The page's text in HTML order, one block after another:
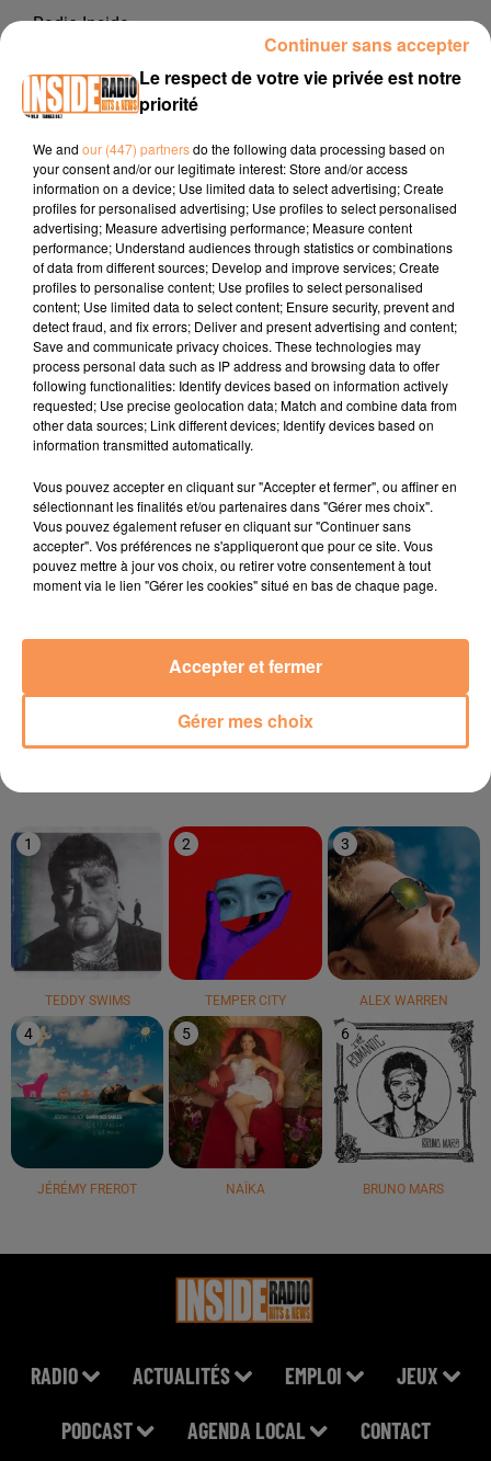
Radio Inside
INTERVIEW DE THIERRY FORTANÉ "NOUS SOMMES TOUS DES
RELATIONAUTES" À PAU, SUR RADIO INSIDE
Site internet : www.relationaute.com
Facebook :Relationaute
Instagram :@relationaute
TITRES DIFFUSÉS
11h38
11h38
Mia
11h36
11h36
PIERRE DE MAERE
Je Pense À Vous
11h32
11h32
Get Down Saturday
1
TEDDY SWIMS
2
TEMPER CITY
3
ALEX WARREN
4
JÉRÉMY FREROT
5
NAÏKA
6
BRUNO MARS
RADIO ACTUALITÉS EMPLOI JEUX
PODCAST AGENDA LOCAL CONTACT
Le respect de votre vie privée est notre
priorité
We and our (447) partnersdo the following data processing based on
your consent and/or our legitimate interest: Store and/or access
information on a device; Use limited data to select advertising; Create
profiles for personalised advertising; Use profiles to select personalised
advertising; Measure advertising performance; Measure content
performance; Understand audiences through statistics or combinations
of data from different sources; Develop and improve services; Create
profiles to personalise content; Use profiles to select personalised
content; Use limited data to select content; Ensure security, prevent and
detect fraud, and fix errors; Deliver and present advertising and content;
Save and communicate privacy choices. These technologies may
process personal data such as IP address and browsing data to offer
following functionalities: Identify devices based on information actively
requested; Use precise geolocation data; Match and combine data from
other data sources; Link different devices; Identify devices based on
information transmitted automatically.
Vous pouvez accepter en cliquant sur "Accepter et fermer", ou affiner en
sélectionnant les finalités et/ou partenaires dans "Gérer mes choix".
Vous pouvez également refuser en cliquant sur "Continuer sans
accepter". Vos préférences ne s'appliqueront que pour ce site. Vous
pouvez mettre à jour vos choix, ou retirer votre consentement à tout
moment via le lien "Gérer les cookies" situé en bas de chaque page.
Gérer mes choix
Accepter et fermer
Continuer sans accepter